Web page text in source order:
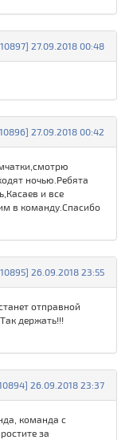
27.09.2018 00:48
27.09.2018 00:42
ночью.Ребята
и все
в команду.Спасибо
26.09.2018 23:55
отправной
держать!!!
26.09.2018 23:37
команда с
за